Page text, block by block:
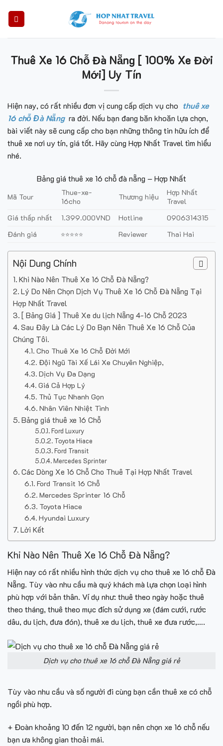
Thuê Xe 16 Chỗ Đà Nẵng [ 100% Xe Đời
Mới] Uy Tín
Hiện nay, có rất nhiều đơn vị cung cấp dịch vụ cho thuê xe
16 chỗ Đà Nẵng ra đời. Nếu bạn đang băn khoăn lựa chọn,
bài viết này sẽ cung cấp cho bạn những thông tin hữu ích để
thuê xe nơi uy tín, giá tốt. Hãy cùng Hợp Nhất Travel tìm hiểu
nhé.
Bảng giá thuê xe 16 chỗ đà nẵng – Hợp Nhất
Mã Tour
Thue-xe-
16cho
Thương hiệu
Hợp Nhất
Travel
Giá thấp nhất
1.399.000VND Hotline
0906314315
Đánh giá
⭐⭐⭐⭐⭐ Reviewer Thai Hai
Nội Dung Chính
Khi Nào Nên Thuê Xe 16 Chỗ Đà Nẵng?
Lý Do Nên Chọn Dịch Vụ Thuê Xe 16 Chỗ Đà Nẵng Tại
Hợp Nhất Travel
[ Bảng Giá ] Thuê Xe du lịch Nẵng 4-16 Chỗ 2023
Sau Đây Là Các Lý Do Bạn Nên Thuê Xe 16 Chỗ Của
Chúng Tôi.
Cho Thuê Xe 16 Chỗ Đời Mới
Đội Ngũ Tài Xế Lái Xe Chuyên Nghiệp,
Dịch Vụ Đa Dạng
Giá Cả Hợp Lý
Thủ Tục Nhanh Gọn
Nhân Viên Nhiệt Tình
Bảng giá thuê xe 16 Chỗ
Ford Luxury
Toyota Hiace
Ford Transit
Mercedes Sprinter
Các Dòng Xe 16 Chỗ Cho Thuê Tại Hợp Nhất Travel
Ford Transit 16 Chỗ
Mercedes Sprinter 16 Chỗ
Toyota Hiace
Hyundai Luxury
Lời Kết
Khi Nào Nên Thuê Xe 16 Chỗ Đà Nẵng?
Hiện nay có rất nhiều hình thức dịch vụ cho thuê xe 16 chỗ Đà
Nẵng. Tùy vào nhu cầu mà quý khách mà lựa chọn loại hình
phù hợp với bản thân. Ví dụ như: thuê theo ngày hoặc thuê
theo tháng, thuê theo mục đích sử dụng xe (đám cưới, rước
dâu, du lịch, đưa đón), thuê xe du lịch, thuê xe đưa rước,….
Dịch vụ cho thuê xe 16 chỗ Đà Nẵng giá rẻ
Tùy vào nhu cầu và số người đi cùng bạn cần thuê xe có chỗ
ngồi phù hợp.
+ Đoàn khoảng 10 đến 12 người, bạn nên chọn xe 16 chỗ nếu
bạn ưa không gian thoải mái.